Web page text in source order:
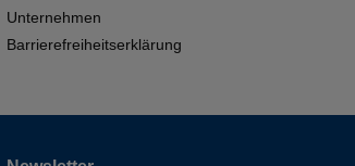
Unternehmen
Barrierefreiheitserklärung